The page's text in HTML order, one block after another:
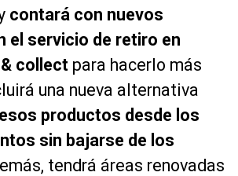
contará con nuevos
el servicio de retiro en
collect para hacerlo más
una nueva alternativa
productos desde los
sin bajarse de los
tendrá áreas renovadas